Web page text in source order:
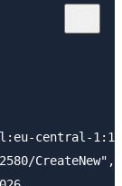
central-
CreateNew",